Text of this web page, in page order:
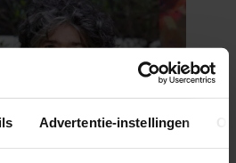
Advertentie-instellingen